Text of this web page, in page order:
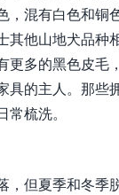
，混有白色和铜
其他山地犬品种
更多的黑色皮毛
具的主人。那些
梳洗。
，但夏季和冬季